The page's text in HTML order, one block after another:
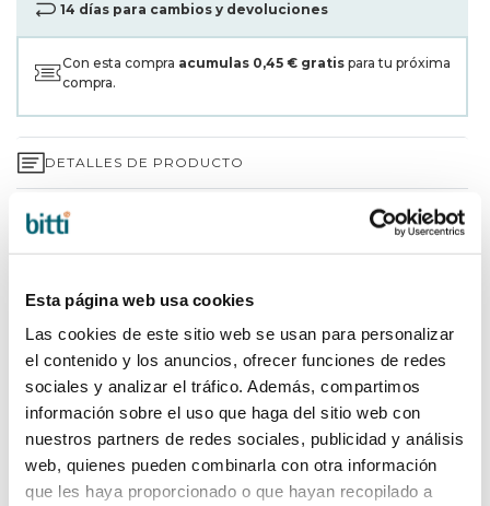
Esta página web usa cookies
Las cookies de este sitio web se usan para personalizar
el contenido y los anuncios, ofrecer funciones de redes
sociales y analizar el tráfico. Además, compartimos
información sobre el uso que haga del sitio web con
nuestros partners de redes sociales, publicidad y análisis
web, quienes pueden combinarla con otra información
que les haya proporcionado o que hayan recopilado a
14 días para cambios y devoluciones
Con esta compra acumulas 0,45 € gratis para tu próxima
compra.
DETALLES DE PRODUCTO
GARANTÍA DE 3 AÑOS*
INFORMACIÓN DE LA MARCA
COMPARTIR